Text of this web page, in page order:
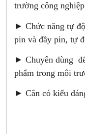
trường công
► Chức năng tự
pin và đầy pin, tự
► Chuyên dùng
phẩm trong môi
► Cân có kiểu